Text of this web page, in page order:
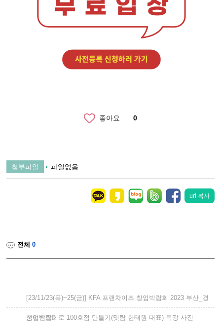
좋아요 0
첨부파일 파일없음
url 복사
전체0
[23/11/23(목)~25(금)] KFA 프랜차이즈 창업박람회 2023 부산_경
품이벤트!
창업박람회로 100호점 만들기(맛탐 한태원 대표) 특강 사진